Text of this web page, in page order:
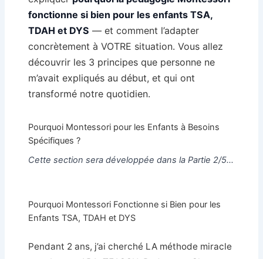
fonctionne si bien pour les enfants TSA,
TDAH et DYS — et comment l’adapter
concrètement à VOTRE situation. Vous allez
découvrir les 3 principes que personne ne
m’avait expliqués au début, et qui ont
transformé notre quotidien.
Pourquoi Montessori pour les Enfants à Besoins
Spécifiques ?
Cette section sera développée dans la Partie 2/5…
Pourquoi Montessori Fonctionne si Bien pour les
Enfants TSA, TDAH et DYS
Pendant 2 ans, j’ai cherché LA méthode miracle